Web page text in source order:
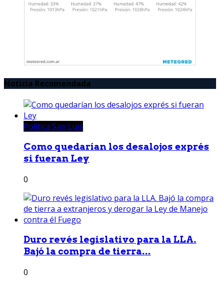
Noticia Recomendada
Política San Luis
Como quedarían los desalojos exprés
si fueran Ley
0
Duro revés legislativo para la LLA.
Bajó la compra de tierra...
0